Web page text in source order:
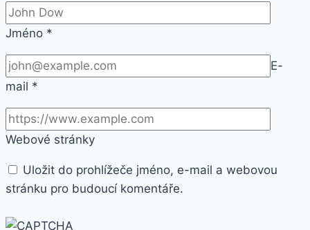
Jméno *
E-
mail *
Webové stránky
Uložit do prohlížeče jméno, e-mail a webovou
stránku pro budoucí komentáře.